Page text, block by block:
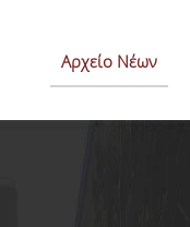
Αρχείο Νέων